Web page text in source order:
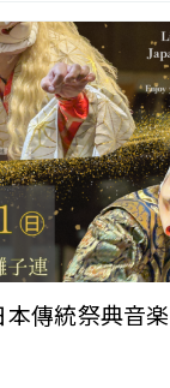
傳統祭典音